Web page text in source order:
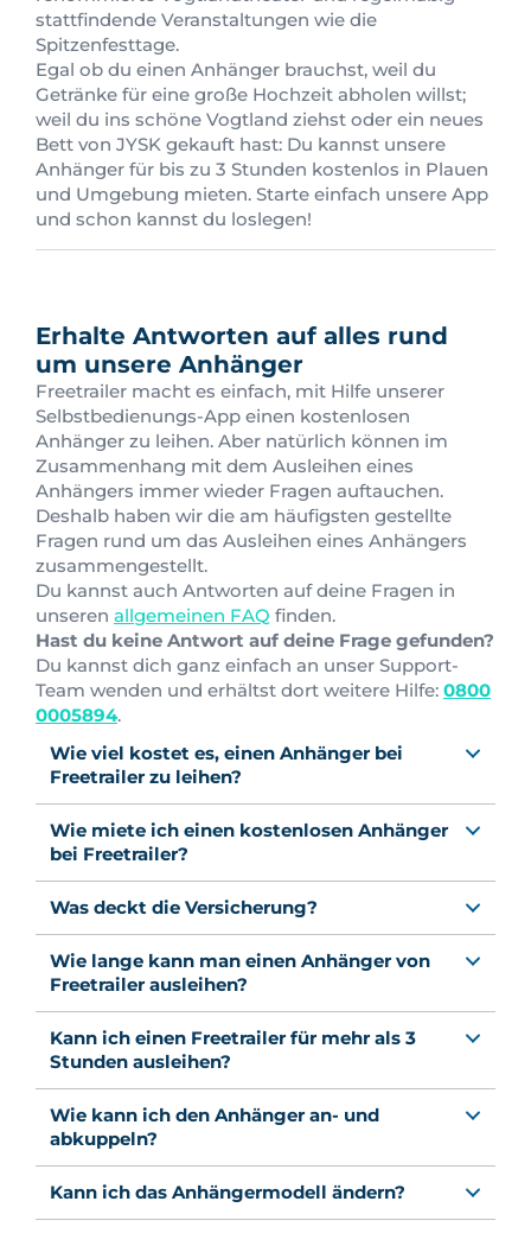
stattfindende Veranstaltungen wie die
Spitzenfesttage.
Egal ob du einen Anhänger brauchst, weil du
Getränke für eine große Hochzeit abholen willst;
weil du ins schöne Vogtland ziehst oder ein neues
Bett von JYSK gekauft hast: Du kannst unsere
Anhänger für bis zu 3 Stunden kostenlos in Plauen
und Umgebung mieten. Starte einfach unsere App
und schon kannst du loslegen!
Erhalte Antworten auf alles rund
um unsere Anhänger
Freetrailer macht es einfach, mit Hilfe unserer
Selbstbedienungs-App einen kostenlosen
Anhänger zu leihen. Aber natürlich können im
Zusammenhang mit dem Ausleihen eines
Anhängers immer wieder Fragen auftauchen.
Deshalb haben wir die am häufigsten gestellte
Fragen rund um das Ausleihen eines Anhängers
zusammengestellt.
Du kannst auch Antworten auf deine Fragen in
unseren allgemeinen FAQ finden.
Hast du keine Antwort auf deine Frage gefunden?
Du kannst dich ganz einfach an unser Support-
Team wenden und erhältst dort weitere Hilfe: 0800
0005894.
Wie viel kostet es, einen Anhänger bei
Freetrailer zu leihen?
Wie miete ich einen kostenlosen Anhänger
bei Freetrailer?
Was deckt die Versicherung?
Wie lange kann man einen Anhänger von
Freetrailer ausleihen?
Kann ich einen Freetrailer für mehr als 3
Stunden ausleihen?
Wie kann ich den Anhänger an- und
abkuppeln?
Kann ich das Anhängermodell ändern?